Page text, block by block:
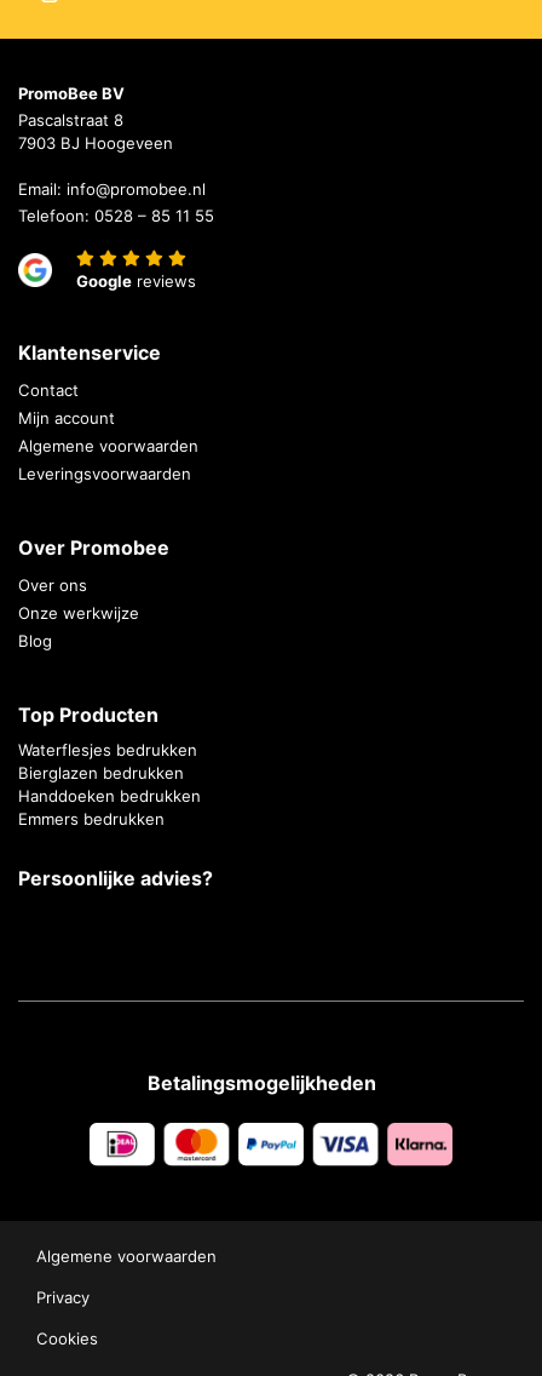
PromoBee BV
Pascalstraat 8
7903 BJ Hoogeveen
Email: info@promobee.nl
Telefoon: 0528 – 85 11 55
Google reviews
Klantenservice
Contact
Mijn account
Algemene voorwaarden
Leveringsvoorwaarden
Over Promobee
Over ons
Onze werkwijze
Blog
Top Producten
Waterflesjes bedrukken
Bierglazen bedrukken
Handdoeken bedrukken
Emmers bedrukken
Persoonlijke advies?
Betalingsmogelijkheden
Algemene voorwaarden
Privacy
Cookies